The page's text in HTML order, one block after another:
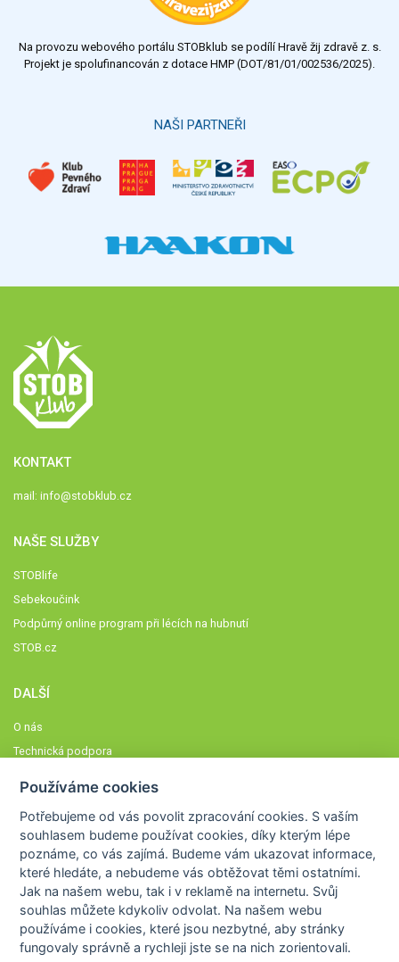
Na provozu webového portálu STOBklub se podílí Hravě žij zdravě z. s.
Projekt je spolufinancován z dotace HMP (DOT/81/01/002536/2025).
NAŠI PARTNEŘI
KONTAKT
mail: info@stobklub.cz
NAŠE SLUŽBY
STOBlife
Sebekoučink
Podpůrný online program při lécích na hubnutí
STOB.cz
DALŠÍ
O nás
Technická podpora
Členové STOBklubu
Zásady nakládání s osobními údaji
Otestujte se
Spočítejte si
Výzva 52
Používáme cookies
Potřebujeme od vás povolit zpracování cookies. S vaším
souhlasem budeme používat cookies, díky kterým lépe
poznáme,co vás zajímá. Budeme vám ukazovat informace,
které hledáte, a nebudeme vás obtěžovat těmi ostatními.
Jak na našem webu, tak i v reklamě na internetu. Svůj
souhlas můžete kdykoliv odvolat. Na našem webu
používáme i cookies, které jsou nezbytné, aby stránky
fungovaly správně a rychleji jste se na nich zorientovali.